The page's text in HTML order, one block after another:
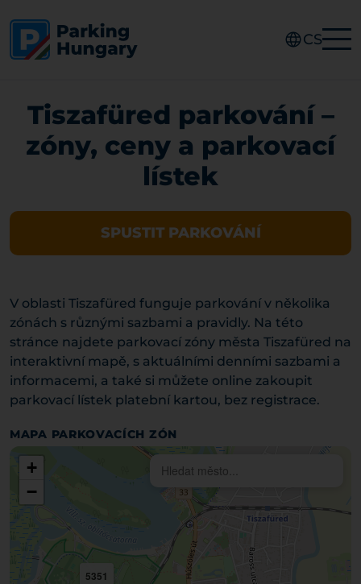
CS
Tiszafüred parkování –
zóny, ceny a parkovací
lístek
SPUSTIT PARKOVÁNÍ
V oblasti Tiszafüred funguje parkování v několika
zónách s různými sazbami a pravidly. Na této
stránce najdete parkovací zóny města Tiszafüred na
interaktivní mapě, s aktuálními denními sazbami a
informacemi, a také si můžete online zakoupit
parkovací lístek platební kartou, bez registrace.
MAPA PARKOVACÍCH ZÓN
5351
+
−